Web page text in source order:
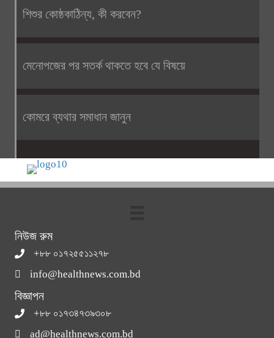
শিশুর কোষ্ঠকাঠিন্য, কী করবেন?
মেনোপজের পর সতর্ক থাকতে হবে যে বিষয়ে
কোমরে ব্যথার সমাধান জানুন
নিউজ রুম
+৮৮ ০১৭২৫৫১১২৭৮
info@healthnews.com.bd
বিজ্ঞাপন
+৮৮ ০১৭৩৪৭৩৯৩০৮
ad@healthnews.com.bd